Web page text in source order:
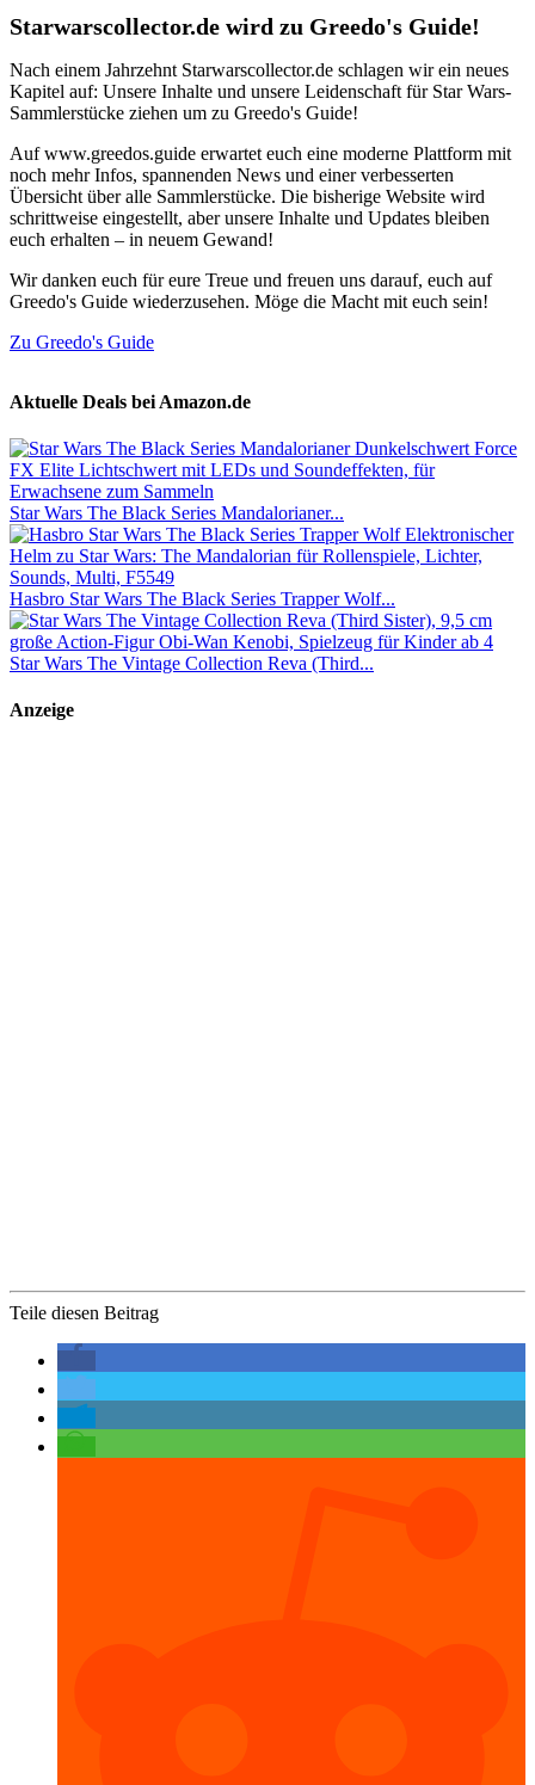
Starwarscollector.de wird zu Greedo's Guide!
Nach einem Jahrzehnt Starwarscollector.de schlagen wir ein neues
Kapitel auf: Unsere Inhalte und unsere Leidenschaft für Star Wars-
Sammlerstücke ziehen um zu Greedo's Guide!
Auf www.greedos.guide erwartet euch eine moderne Plattform mit
noch mehr Infos, spannenden News und einer verbesserten
Übersicht über alle Sammlerstücke. Die bisherige Website wird
schrittweise eingestellt, aber unsere Inhalte und Updates bleiben
euch erhalten – in neuem Gewand!
Wir danken euch für eure Treue und freuen uns darauf, euch auf
Greedo's Guide wiederzusehen. Möge die Macht mit euch sein!
Zu Greedo's Guide
Aktuelle Deals bei Amazon.de
Star Wars The Black Series Mandalorianer...
Hasbro Star Wars The Black Series Trapper Wolf...
Star Wars The Vintage Collection Reva (Third...
Anzeige
Teile diesen Beitrag